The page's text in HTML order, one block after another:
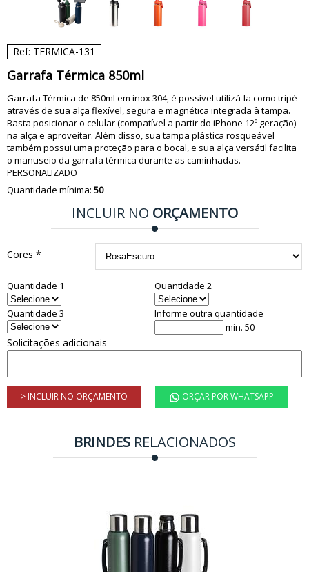
Ref: TERMICA-131
Garrafa Térmica 850ml
Garrafa Térmica de 850ml em inox 304, é possível utilizá-la como tripé
através de sua alça flexível, segura e magnética integrada à tampa.
Basta posicionar o celular (compatível a partir do iPhone 12º geração)
na alça e aproveitar. Além disso, sua tampa plástica rosqueável
também possui uma proteção para o bocal, e sua alça versátil facilita
o manuseio da garrafa térmica durante as caminhadas.
PERSONALIZADO
Quantidade mínima: 50
INCLUIR NO ORÇAMENTO
Cores *
Quantidade 1 Quantidade 2
Quantidade 3
Informe outra quantidade
min. 50
Solicitações adicionais
> INCLUIR NO ORÇAMENTO ORÇAR POR WHATSAPP
BRINDESRELACIONADOS